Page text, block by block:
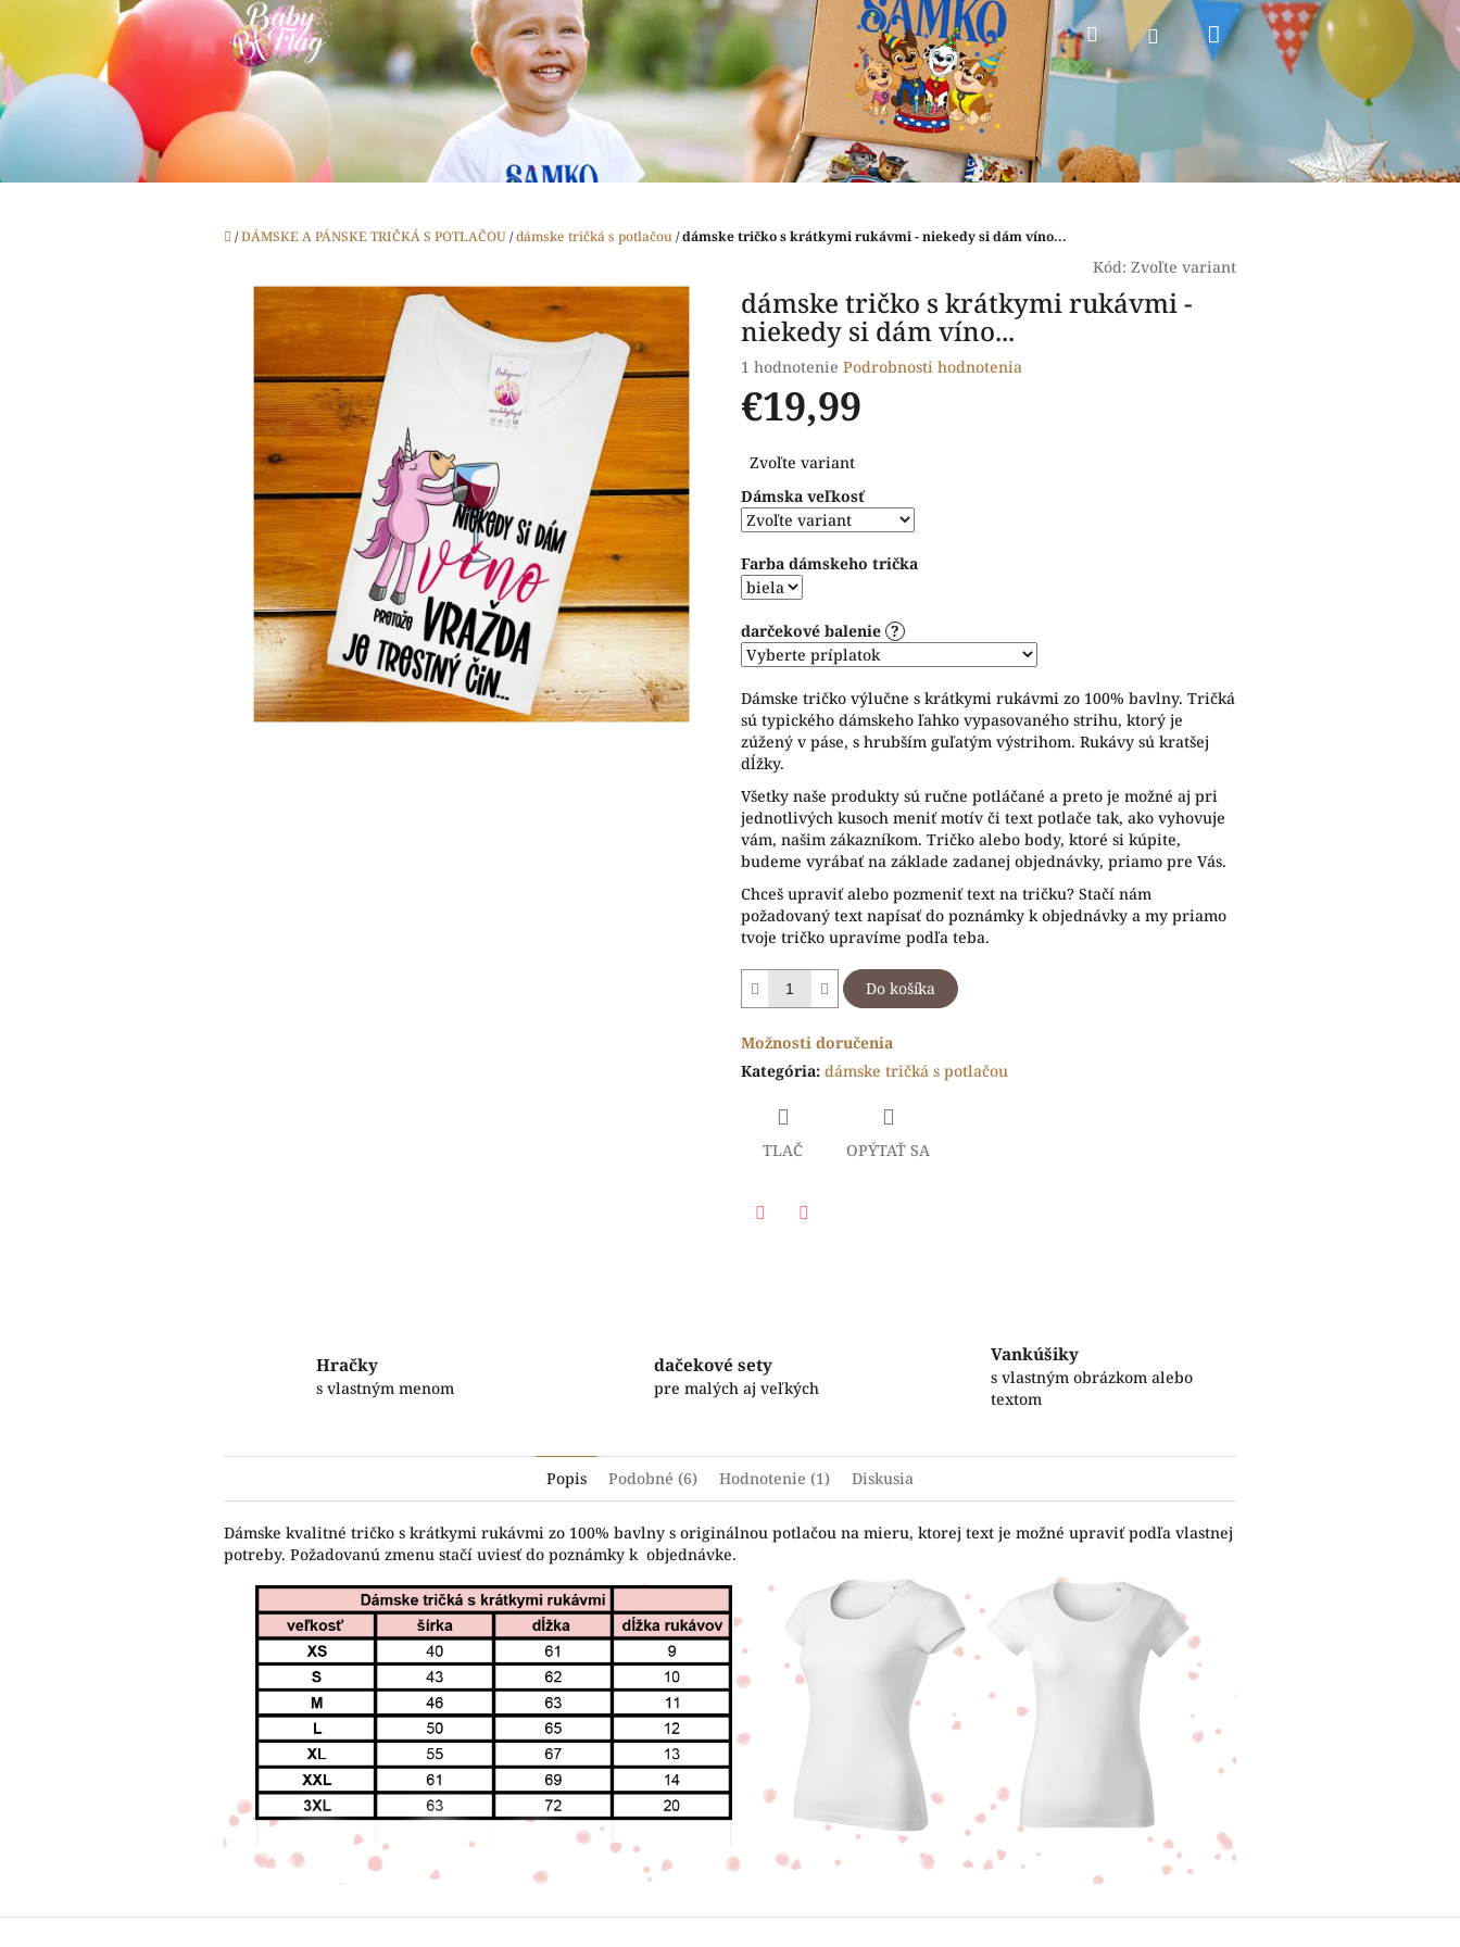
obsah
HľadaťPrihlásenieNákupný
Domov
/DÁMSKE A PÁNSKE TRIČKÁ S POTLAČOU/dámske tričká s potlačou/dámske tričko s krátkymi rukávmi - niekedy si dám víno...
Kód: Zvoľte variant
dámske tričko s krátkymi rukávmi -
niekedy si dám víno...
Priemerné
hodnotenie
produktu
5,0
5
hviezdičiek.
1 hodnotenie Podrobnosti hodnotenia
€19,99
cena:
Zvoľte variant
Dámska veľkosť
Farba dámskeho trička
darčekové balenie ?
Dámske tričko výlučne s krátkymi rukávmi zo 100% bavlny. Tričká
sú typického dámskeho ľahko vypasovaného strihu, ktorý je
zúžený v páse, s hrubším guľatým výstrihom. Rukávy sú kratšej
dĺžky.
Všetky naše produkty sú ručne potláčané a preto je možné aj pri
jednotlivých kusoch meniť motív či text potlače tak, ako vyhovuje
vám, našim zákazníkom. Tričko alebo body, ktoré si kúpite,
budeme vyrábať na základe zadanej objednávky, priamo pre Vás.
Chceš upraviť alebo pozmeniť text na tričku? Stačí nám
požadovaný text napísať do poznámky k objednávky a my priamo
tvoje tričko upravíme podľa teba.
Do košíka
Možnosti doručenia
Kategória: dámske tričká s potlačou
TLAČ OPÝTAŤ SA
Hračky
s vlastným menom
dačekové sety
pre malých aj veľkých
Vankúšiky
s vlastným obrázkom alebo
textom
Popis Podobné (6) Hodnotenie (1) Diskusia
Dámske kvalitné tričko s krátkymi rukávmi zo 100% bavlny s originálnou potlačou na mieru, ktorej text je možné upraviť podľa vlastnej
potreby. Požadovanú zmenu stačí uviesť do poznámky k objednávke.